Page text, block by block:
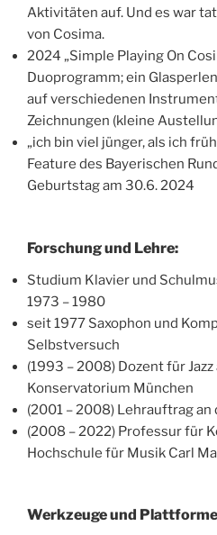
Aktivitäten auf. Und es war
von Cosima.
2024 „Simple Playing On
Duoprogramm; ein
auf verschiedenen
Zeichnungen (kleine
„ich bin viel jünger, als ich
Feature des Bayerischen
Geburtstag am 30.6. 2024
Forschung und Lehre:
Studium Klavier und
1973 – 1980
seit 1977 Saxophon und
Selbstversuch
(1993 – 2008) Dozent für
Konservatorium München
(2001 – 2008) Lehrauftrag an
(2008 – 2022) Professur für
Hochschule für Musik Carl
Werkzeuge und